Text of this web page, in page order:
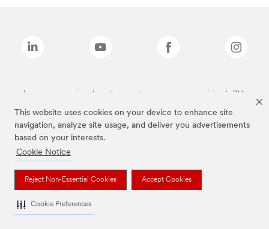
This website uses cookies on your device to enhance site
navigation, analyze site usage, and deliver you advertisements
based on your interests.
Cookie Notice
Reject Non-Essential Cookies Accept Cookies
Cookie Preferences
Las marcas mencionadas anteriormente son marcas comerciales de 3M.